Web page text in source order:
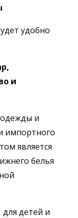
удобно
и
и
импортного
является
белья
детей и